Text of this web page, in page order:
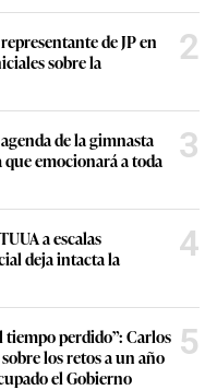
de JP en
sobre la
2
de la gimnasta
emocionará a toda
3
a escalas
deja intacta la
4
tiempo perdido”: Carlos
los retos a un año
el Gobierno
5